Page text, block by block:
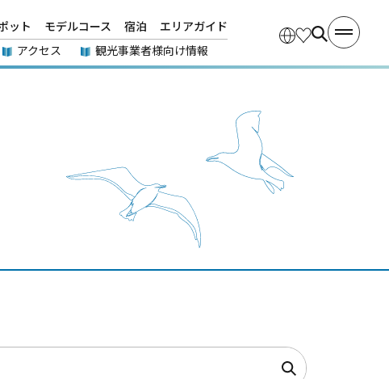
ット モデルコース 宿泊
エリアガイド
アクセス 観光事業者様向け情報